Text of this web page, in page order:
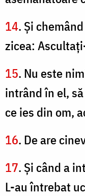
14. Şi
zicea:
15. Nu este
intrând în el,
ce ies din om,
16. De are
17. Şi când a
L-au întrebat